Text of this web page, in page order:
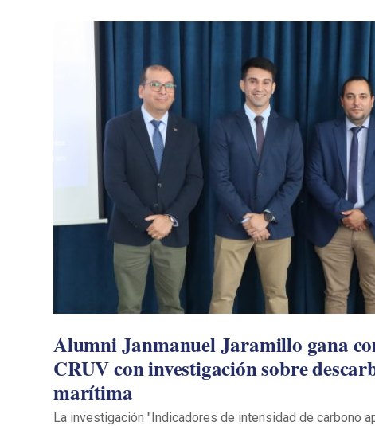
Alumni Janmanuel Jaramillo gana
CRUV con investigación sobre
marítima
La investigación "Indicadores de intensidad de carbono